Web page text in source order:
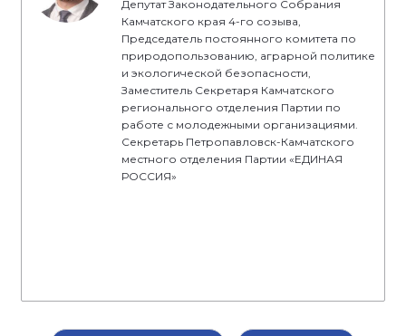
Депутат Законодательного Собрания
Камчатского края 4-го созыва,
Председатель постоянного комитета по
природопользованию, аграрной политике
и экологической безопасности,
Заместитель Секретаря Камчатского
регионального отделения Партии по
работе с молодежными организациями.
Секретарь Петропавловск-Камчатского
местного отделения Партии «ЕДИНАЯ
РОССИЯ»